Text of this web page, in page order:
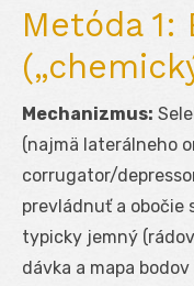
Metóda
Mechanizmus:
(najmä laterálneho
corrugator/
prevládnuť a obočie
typicky jemný
dávka a mapa